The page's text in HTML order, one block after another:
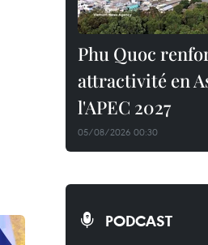
Phu Quoc
attractivité en
l'APEC 2027
05/08/2026 00:30
PODCAST